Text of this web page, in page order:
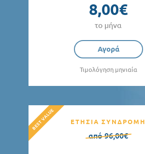
8,00€
το μήνα
Αγορά
Τιμολόγηση μηνιαία
ΕΤΗΣΙΑ ΣΥΝΔΡΟΜΗ
από 96,00€